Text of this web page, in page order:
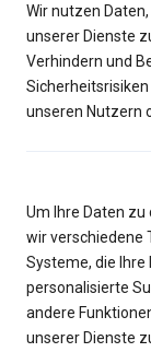
Wir nutzen
unserer Dienste
Verhindern und
unseren Nutzern
Um Ihre Daten
wir verschiedene
Systeme, die Ihre
personalisierte
andere
unserer Dienste